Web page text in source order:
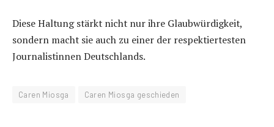
Diese Haltung stärkt nicht nur ihre Glaubwürdigkeit,
sondern macht sie auch zu einer der respektiertesten
Journalistinnen Deutschlands.
Caren Miosga Caren Miosga geschieden